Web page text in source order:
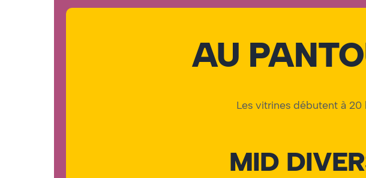
AU
Les vitrines débutent à 20
MID